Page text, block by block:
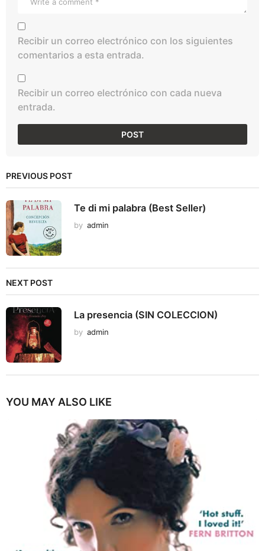
Recibir un correo electrónico con los siguientes
comentarios a esta entrada.
Recibir un correo electrónico con cada nueva
entrada.
PREVIOUS POST
Te di mi palabra (Best Seller)
by admin
NEXT POST
La presencia (SIN COLECCION)
by admin
YOU MAY ALSO LIKE